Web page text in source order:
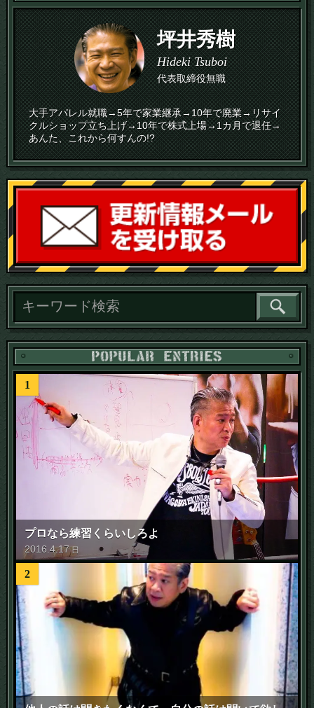
坪井秀樹
Hideki Tsuboi
代表取締役無職
大手アパレル就職→5年で家業継承→10年で廃業→リサイ
クルショップ立ち上げ→10年で株式上場→1カ月で退任→
あんた、これから何すんの!?
読
1
プロなら練習くらいしろよ
2016 .4.17 日
2